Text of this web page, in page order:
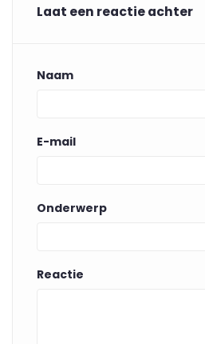
Laat een reactie achter
Naam
E-mail
Onderwerp
Reactie